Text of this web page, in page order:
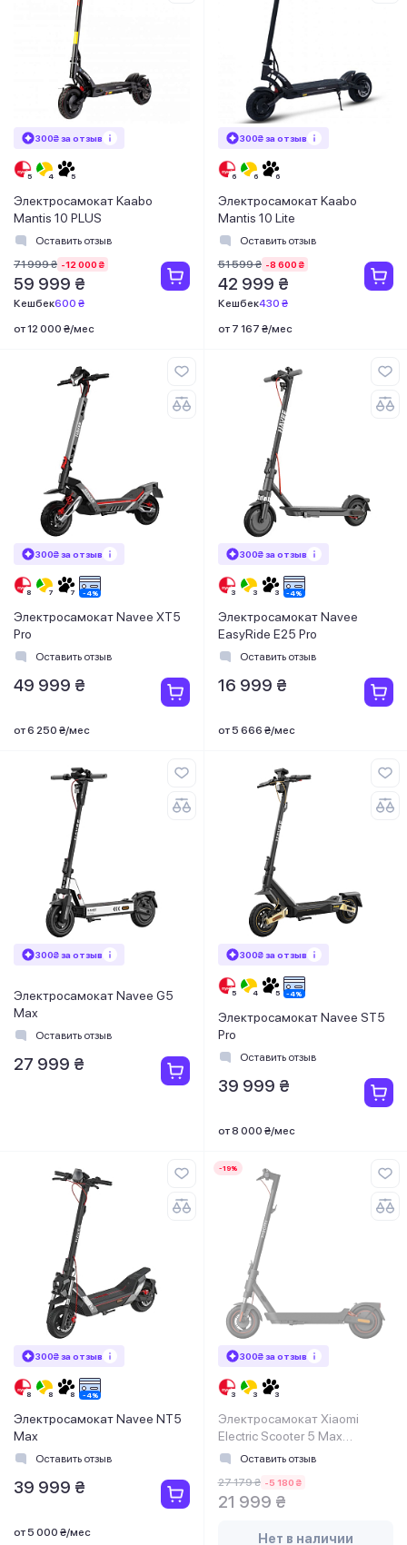
300₴ за отзыв
Электросамокат Kaabo
Mantis 10 PLUS
Оставить отзыв
71 999 ₴ -12 000 ₴
59 999 ₴
Кешбек600 ₴
от 12 000 ₴/мес
300₴ за отзыв
Электросамокат Kaabo
Mantis 10 Lite
Оставить отзыв
51 599 ₴ -8 600 ₴
42 999 ₴
Кешбек430 ₴
от 7 167 ₴/мес
300₴ за отзыв
Электросамокат Navee XT5
Pro
Оставить отзыв
49 999 ₴
от 6 250 ₴/мес
300₴ за отзыв
Электросамокат Navee
EasyRide E25 Pro
Оставить отзыв
16 999 ₴
от 5 666 ₴/мес
300₴ за отзыв
Электросамокат Navee G5
Max
Оставить отзыв
27 999 ₴
300₴ за отзыв
Электросамокат Navee ST5
Pro
Оставить отзыв
39 999 ₴
от 8 000 ₴/мес
300₴ за отзыв
Электросамокат Navee NT5
Max
Оставить отзыв
39 999 ₴
от 5 000 ₴/мес
-19%
300₴ за отзыв
Электросамокат Xiaomi
Electric Scooter 5 Max
(BHR9615GL)
Оставить отзыв
27 179 ₴ -5 180 ₴
21 999 ₴
Нет в наличии